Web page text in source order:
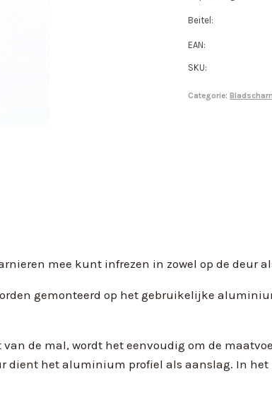
Beitel:
EAN:
SKU:
Categorie:
mee kunt infrezen in zowel op de deur
gemonteerd op het gebruikelijke
de mal, wordt het eenvoudig om de
dient het aluminium profiel als aanslag. In